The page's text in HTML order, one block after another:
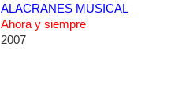
ALACRANES MUSICAL
Ahora y siempre
2007